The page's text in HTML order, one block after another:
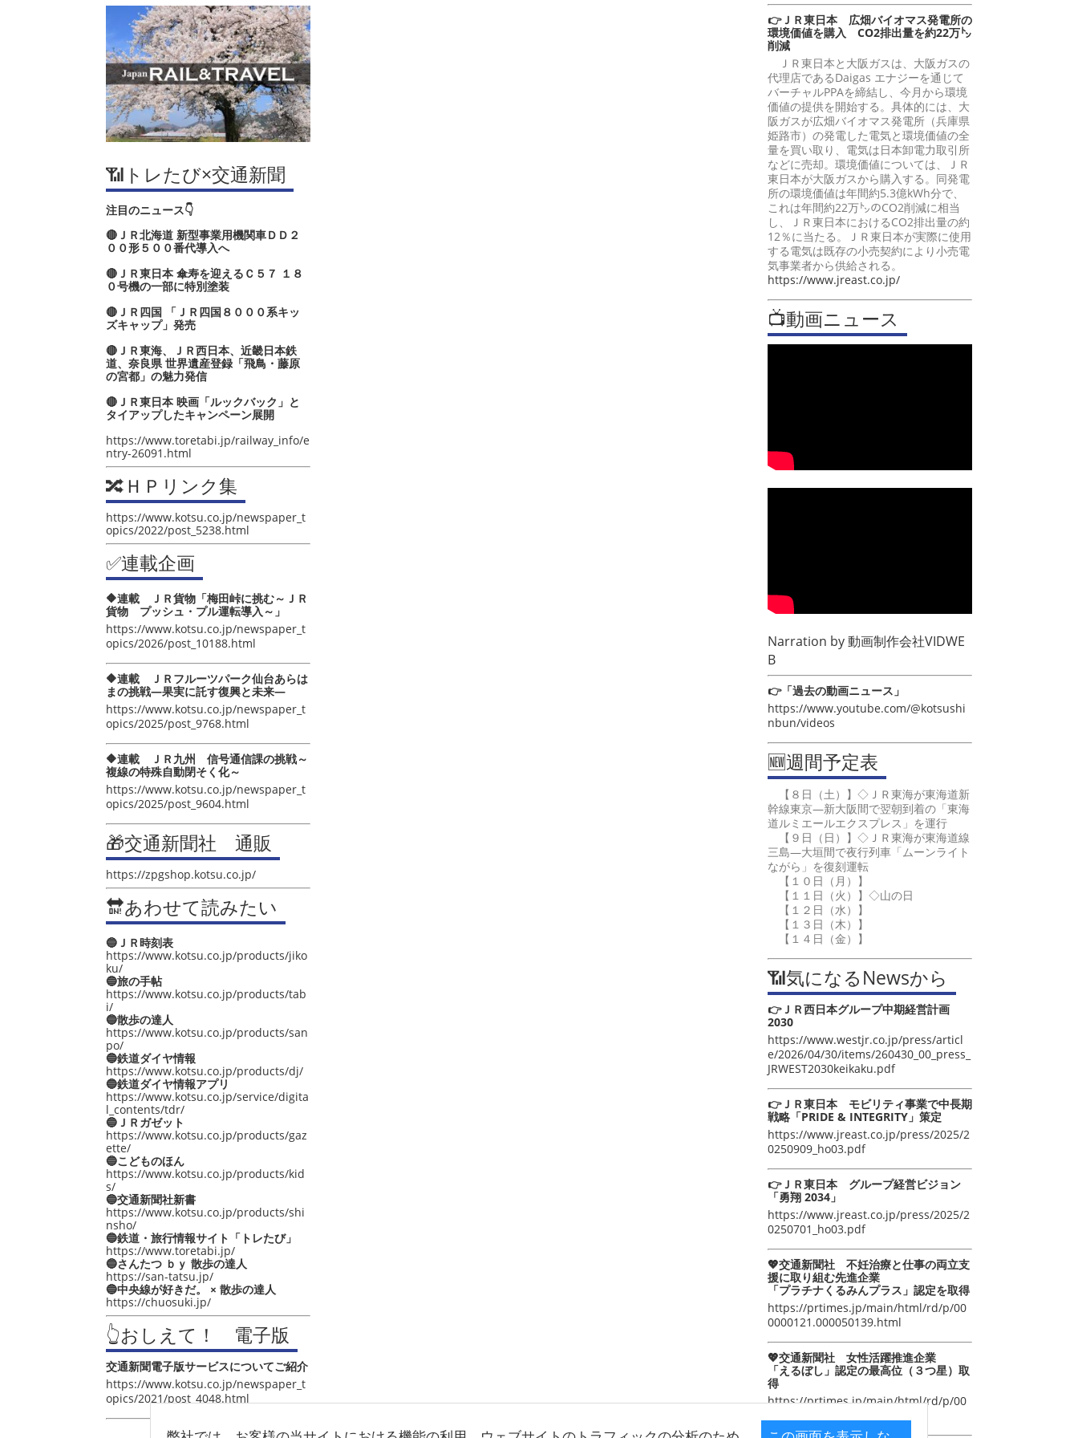
📶トレたび×交通新聞
注目のニュース👇
🔴ＪＲ北海道 新型事業用機関車ＤＤ２
００形５００番代導入へ
🔴ＪＲ東日本 傘寿を迎えるＣ５７ １８
０号機の一部に特別塗装
🔴ＪＲ四国 「ＪＲ四国８０００系キッ
ズキャップ」発売
🔴ＪＲ東海、ＪＲ西日本、近畿日本鉄
道、奈良県 世界遺産登録「飛鳥・藤原
の宮都」の魅力発信
🔴ＪＲ東日本 映画「ルックバック」と
タイアップしたキャンペーン展開
https://www.toretabi.jp/railway_info/e
ntry-26091.html
🔀ＨＰリンク集
https://www.kotsu.co.jp/newspaper_t
opics/2022/post_5238.html
✅連載企画
🔶連載 ＪＲ貨物「梅田峠に挑む～ＪＲ
貨物 プッシュ・プル運転導入～」
https://www.kotsu.co.jp/newspaper_t
opics/2026/post_10188.html
🔶連載 ＪＲフルーツパーク仙台あらは
まの挑戦―果実に託す復興と未来―
https://www.kotsu.co.jp/newspaper_t
opics/2025/post_9768.html
🔶連載 ＪＲ九州 信号通信課の挑戦～
複線の特殊自動閉そく化～
https://www.kotsu.co.jp/newspaper_t
opics/2025/post_9604.html
🎁交通新聞社 通販
https://zpgshop.kotsu.co.jp/
🔛あわせて読みたい
🔵ＪＲ時刻表
https://www.kotsu.co.jp/products/jiko
ku/
🔵旅の手帖
https://www.kotsu.co.jp/products/tab
i/
🔵散歩の達人
https://www.kotsu.co.jp/products/san
po/
🔵鉄道ダイヤ情報
https://www.kotsu.co.jp/products/dj/
🔵鉄道ダイヤ情報アプリ
https://www.kotsu.co.jp/service/digita
l_contents/tdr/
🔵ＪＲガゼット
https://www.kotsu.co.jp/products/gaz
ette/
🔵こどものほん
https://www.kotsu.co.jp/products/kid
s/
🔵交通新聞社新書
https://www.kotsu.co.jp/products/shi
nsho/
🔵鉄道・旅行情報サイト「トレたび」
https://www.toretabi.jp/
🔵さんたつ ｂｙ 散歩の達人
https://san-tatsu.jp/
🔵中央線が好きだ。 × 散歩の達人
https://chuosuki.jp/
👆おしえて！ 電子版
交通新聞電子版サービスについてご紹介
https://www.kotsu.co.jp/newspaper_t
opics/2021/post_4048.html
👉ＪＲ東日本 広畑バイオマス発電所の
環境価値を購入 CO2排出量を約22万㌧
削減
ＪＲ東日本と大阪ガスは、大阪ガスの
代理店であるDaigas エナジーを通じて
バーチャルPPAを締結し、今月から環境
価値の提供を開始する。具体的には、大
阪ガスが広畑バイオマス発電所（兵庫県
姫路市）の発電した電気と環境価値の全
量を買い取り、電気は日本卸電力取引所
などに売却。環境価値については、ＪＲ
東日本が大阪ガスから購入する。同発電
所の環境価値は年間約5.3億kWh分で、
これは年間約22万㌧のCO2削減に相当
し、ＪＲ東日本におけるCO2排出量の約
12％に当たる。ＪＲ東日本が実際に使用
する電気は既存の小売契約により小売電
気事業者から供給される。
https://www.jreast.co.jp/
📺動画ニュース
Narration by動画制作会社VIDWE
B
👉「過去の動画ニュース」
https://www.youtube.com/@kotsushi
nbun/videos
🆕週間予定表
【８日（土）】◇ＪＲ東海が東海道新
幹線東京―新大阪間で翌朝到着の「東海
道ルミエールエクスプレス」を運行
【９日（日）】◇ＪＲ東海が東海道線
三島―大垣間で夜行列車「ムーンライト
ながら」を復刻運転
【１０日（月）】
【１１日（火）】◇山の日
【１２日（水）】
【１３日（木）】
【１４日（金）】
📶気になるNewsから
👉ＪＲ西日本グループ中期経営計画
2030
https://www.westjr.co.jp/press/articl
e/2026/04/30/items/260430_00_press_
JRWEST2030keikaku.pdf
👉ＪＲ東日本 モビリティ事業で中長期
戦略「PRIDE & INTEGRITY」策定
https://www.jreast.co.jp/press/2025/2
0250909_ho03.pdf
👉ＪＲ東日本 グループ経営ビジョン
「勇翔 2034」
https://www.jreast.co.jp/press/2025/2
0250701_ho03.pdf
💖交通新聞社 不妊治療と仕事の両立支
援に取り組む先進企業
「プラチナくるみんプラス」認定を取得
https://prtimes.jp/main/html/rd/p/00
0000121.000050139.html
💖交通新聞社 女性活躍推進企業
「えるぼし」認定の最高位（３つ星）取
得
https://prtimes.jp/main/html/rd/p/00